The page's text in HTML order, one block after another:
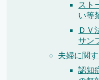
スト
い等
ＤＶ
サン
夫婦に関
認知